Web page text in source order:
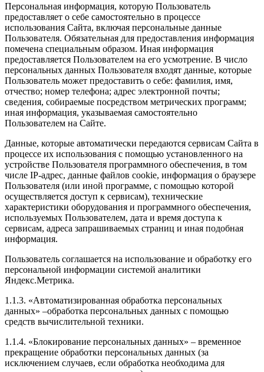
Персональная информация, которую Пользователь
предоставляет о себе самостоятельно в процессе
использования Сайта, включая персональные данные
Пользователя. Обязательная для предоставления информация
помечена специальным образом. Иная информация
предоставляется Пользователем на его усмотрение. В число
персональных данных Пользователя входят данные, которые
Пользователь может предоставить о себе: фамилия, имя,
отчество; номер телефона; адрес электронной почты;
сведения, собираемые посредством метрических программ;
иная информация, указываемая самостоятельно
Пользователем на Сайте.
Данные, которые автоматически передаются сервисам Сайта в
процессе их использования с помощью установленного на
устройстве Пользователя программного обеспечения, в том
числе IP-адрес, данные файлов cookie, информация о браузере
Пользователя (или иной программе, с помощью которой
осуществляется доступ к сервисам), технические
характеристики оборудования и программного обеспечения,
используемых Пользователем, дата и время доступа к
сервисам, адреса запрашиваемых страниц и иная подобная
информация.
Пользователь соглашается на использование и обработку его
персональной информации системой аналитики
Яндекс.Метрика.
1.1.3. «Автоматизированная обработка персональных
данных» –обработка персональных данных с помощью
средств вычислительной техники.
1.1.4. «Блокирование персональных данных» – временное
прекращение обработки персональных данных (за
исключением случаев, если обработка необходима для